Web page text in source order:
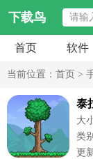
下载鸟
首页 软件
当前位置： 首页 >
泰
大
类
更